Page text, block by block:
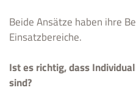
Beide Ansätze haben ihre
Einsatzbereiche.
Ist es richtig, dass
sind?